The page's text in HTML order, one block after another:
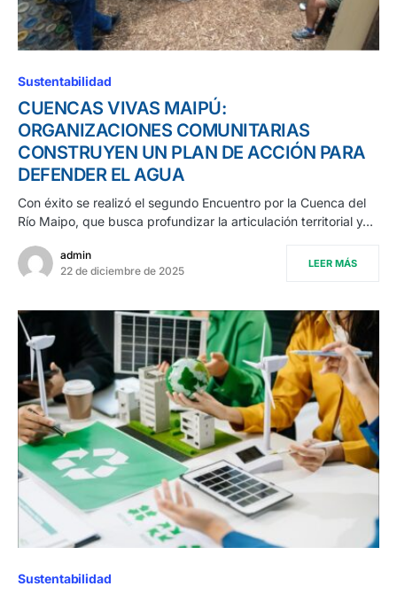
Sustentabilidad
CUENCAS VIVAS MAIPÚ:
ORGANIZACIONES COMUNITARIAS
CONSTRUYEN UN PLAN DE ACCIÓN PARA
DEFENDER EL AGUA
Con éxito se realizó el segundo Encuentro por la Cuenca del
Río Maipo, que busca profundizar la articulación territorial y…
admin
22 de diciembre de 2025
LEER MÁS
Sustentabilidad